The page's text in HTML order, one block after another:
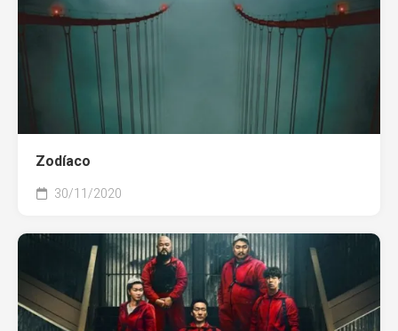
Zodíaco
30/11/2020